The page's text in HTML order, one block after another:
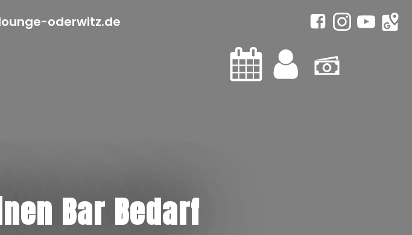
oderwitz.de
Bar Bedarf